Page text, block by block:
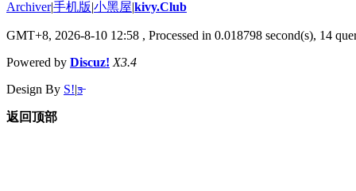
Archiver|手机版|小黑屋|kivy.Club
GMT+8, 2026-8-10 12:58 , Processed in 0.018798 second(s), 14
Powered by Discuz! X3.4
Design By S!|ƽ̶
返回顶部